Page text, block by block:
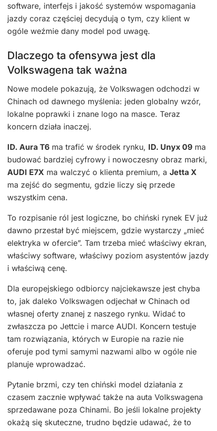
software, interfejs i jakość systemów wspomagania
jazdy coraz częściej decydują o tym, czy klient w
ogóle weźmie dany model pod uwagę.
Dlaczego ta ofensywa jest dla
Volkswagena tak ważna
Nowe modele pokazują, że Volkswagen odchodzi w
Chinach od dawnego myślenia: jeden globalny wzór,
lokalne poprawki i znane logo na masce. Teraz
koncern działa inaczej.
ID. Aura T6 ma trafić w środek rynku, ID. Unyx 09 ma
budować bardziej cyfrowy i nowoczesny obraz marki,
AUDI E7X ma walczyć o klienta premium, a Jetta X
ma zejść do segmentu, gdzie liczy się przede
wszystkim cena.
To rozpisanie ról jest logiczne, bo chiński rynek EV już
dawno przestał być miejscem, gdzie wystarczy „mieć
elektryka w ofercie”. Tam trzeba mieć właściwy ekran,
właściwy software, właściwy poziom asystentów jazdy
i właściwą cenę.
Dla europejskiego odbiorcy najciekawsze jest chyba
to, jak daleko Volkswagen odjechał w Chinach od
własnej oferty znanej z naszego rynku. Widać to
zwłaszcza po Jettcie i marce AUDI. Koncern testuje
tam rozwiązania, których w Europie na razie nie
oferuje pod tymi samymi nazwami albo w ogóle nie
planuje wprowadzać.
Pytanie brzmi, czy ten chiński model działania z
czasem zacznie wpływać także na auta Volkswagena
sprzedawane poza Chinami. Bo jeśli lokalne projekty
okażą się skuteczne, trudno będzie udawać, że to